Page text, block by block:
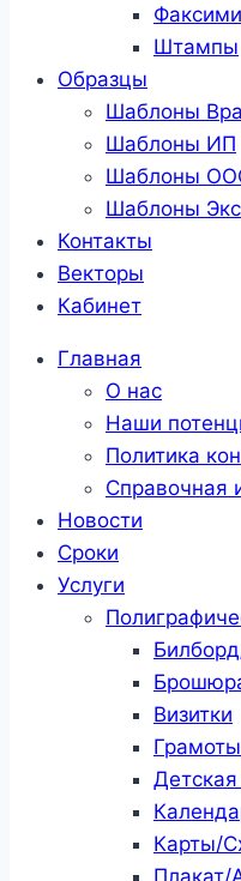
Штампы
Образцы
Шаблоны
Шаблоны ИП
Шаблоны
Шаблоны
Контакты
Векторы
Кабинет
Главная
О нас
Наши
Политика
Справочная
Новости
Сроки
Услуги
Визитки
Карты/